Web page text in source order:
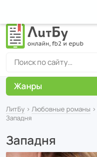
ЛитБу › Любовные романы ›
Западня
Западня
Жанры